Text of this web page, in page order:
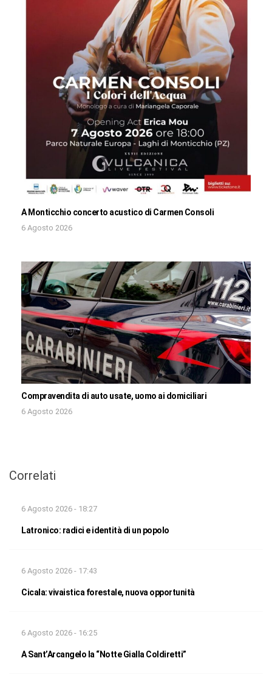
A Monticchio concerto acustico di Carmen Consoli
6 Agosto 2026
Compravendita di auto usate, uomo ai domiciliari
6 Agosto 2026
Correlati
6 Agosto 2026 - 18:27
Latronico: radici e identità di un popolo
6 Agosto 2026 - 17:43
Cicala: vivaistica forestale, nuova opportunità
6 Agosto 2026 - 16:25
A Sant’Arcangelo la “Notte Gialla Coldiretti”